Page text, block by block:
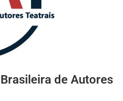
de Autores